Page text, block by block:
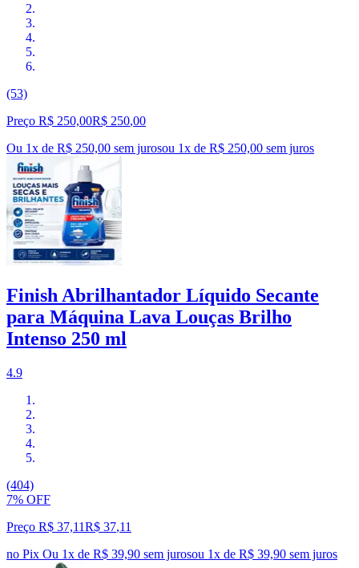
(53)
Preço R$ 250,00R$ 250,00
Ou 1x de R$ 250,00 sem jurosou 1x de R$ 250,00 sem juros
Finish Abrilhantador Líquido Secante
para Máquina Lava Louças Brilho
Intenso 250 ml
4.9
(404)
7% OFF
Preço R$ 37,11R$ 37,11
no Pix Ou 1x de R$ 39,90 sem jurosou 1x de R$ 39,90 sem juros